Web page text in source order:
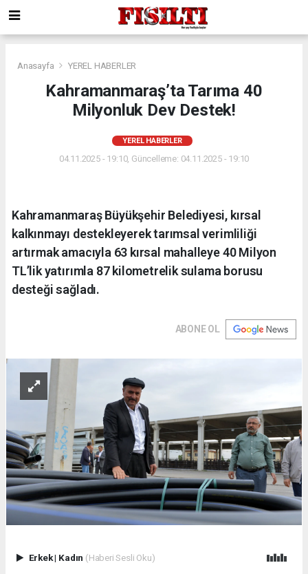
Anasayfa YEREL HABERLER
Kahramanmaraş’ta Tarıma 40
Milyonluk Dev Destek!
YEREL HABERLER
04.11.2025 - 19:10, Güncelleme: 04.11.2025 - 19:10
Kahramanmaraş Büyükşehir Belediyesi, kırsal
kalkınmayı destekleyerek tarımsal verimliliği
artırmak amacıyla 63 kırsal mahalleye 40 Milyon
TL’lik yatırımla 87 kilometrelik sulama borusu
desteği sağladı.
ABONE OL
Erkek| Kadın (Haberi Sesli Oku)